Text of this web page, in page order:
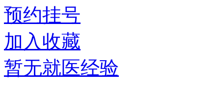
预约挂号
加入收藏
暂无就医经验